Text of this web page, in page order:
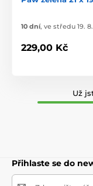
10 dní, ve středu 19.
229,00 Kč
Už
Přihlaste se do